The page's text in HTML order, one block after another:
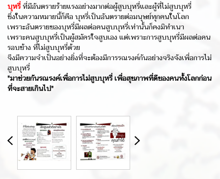
บุหรี่ที่มีอันตรายร้ายแรงอย่างมากต่อผู้สูบบุหรี่และผู้ที่ไม่สูบบุหรี่
ซึ่งในความหมายนี้ก็คือ บุหรี่เป็นอันตรายต่อมนุษย์ทุกคนในโลก
เพราะอันตรายของบุหรี่มีผลต่อคนสูบบุหรี่เท่านั้นก็คงมิทำเนา
เพราะคนสูบบุหรี่เป็นผู้สมัครใจสูบเอง แต่เพราะการสูบบุหรี่มีผลต่อคน
รอบข้าง ที่ไม่สูบบุหรี่ด้วย
จึงมีความจำเป็นอย่างยิ่งที่จะต้องมีการรณรงค์กันอย่างจริงจังเพื่อการไม่
สูบบุหรี่
"มาช่วยกันรณรงค์เพื่อการไม่สูบบุหรี่เพื่อสุขภาพที่ดีของคนทั้งโลกก่อน
ที่จะสายเกินไป"